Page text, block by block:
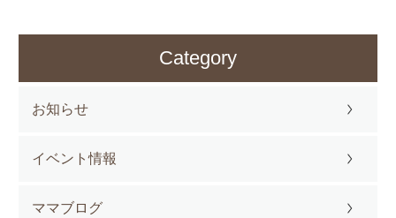
Category
お知らせ
イベント情報
ママブログ